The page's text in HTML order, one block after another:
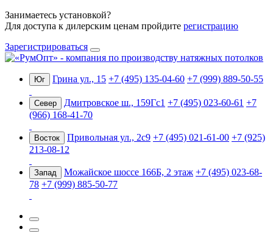
Занимаетесь установкой?
Для доступа к дилерским ценам пройдите регистрацию
Зарегистрироваться
Юг Грина ул., 15 +7 (495) 135-04-60 +7 (999) 889-50-55
Север Дмитровское ш., 159Гс1 +7 (495) 023-60-61 +7
(966) 168-41-70
Восток Привольная ул., 2с9 +7 (495) 021-61-00 +7 (925)
213-08-12
Запад Можайское шоссе 166Б, 2 этаж +7 (495) 023-68-
78 +7 (999) 885-50-77